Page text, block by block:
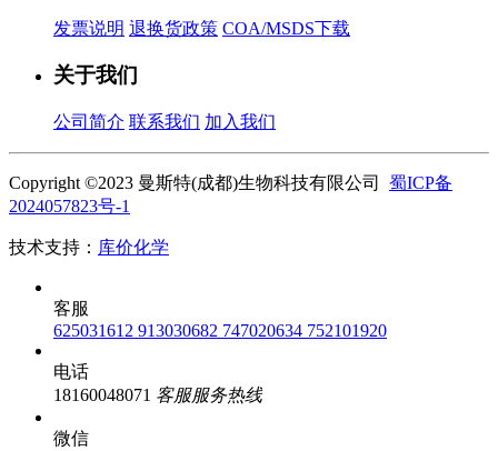
发票说明 退换货政策 COA/MSDS下载
关于我们
公司简介 联系我们 加入我们
Copyright ©2023 曼斯特(成都)生物科技有限公司 蜀ICP备
2024057823号-1
技术支持： 库价化学
客服
625031612 913030682 747020634 752101920
电话
18160048071 客服服务热线
微信